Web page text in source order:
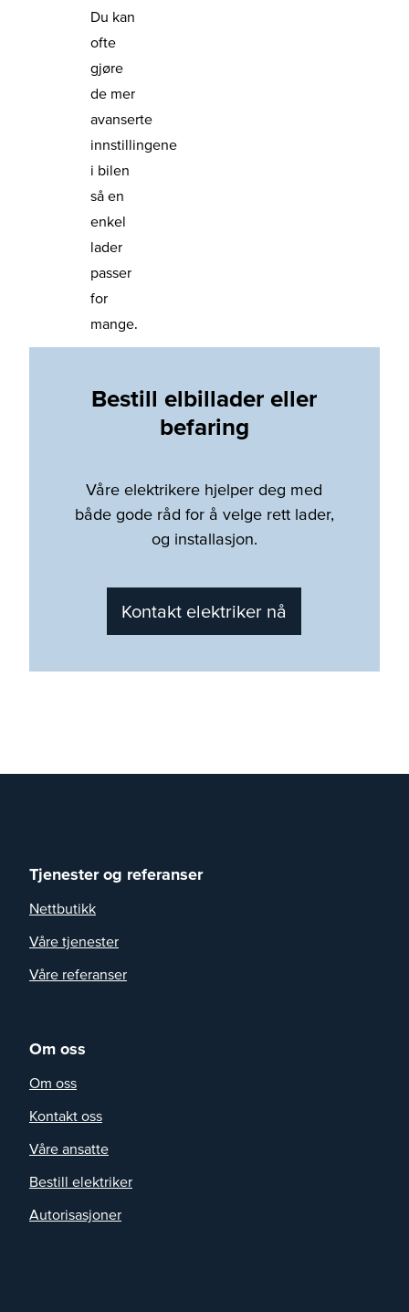
Du kan
ofte
gjøre
de mer
avanserte
innstillingene
i bilen
så en
enkel
lader
passer
for
mange.
Bestill elbillader eller
befaring
Våre elektrikere hjelper deg med
både gode råd for å velge rett lader,
og installasjon.
Kontakt elektriker nå
Tjenester og referanser
Nettbutikk
Våre tjenester
Våre referanser
Om oss
Om oss
Kontakt oss
Våre ansatte
Bestill elektriker
Autorisasjoner